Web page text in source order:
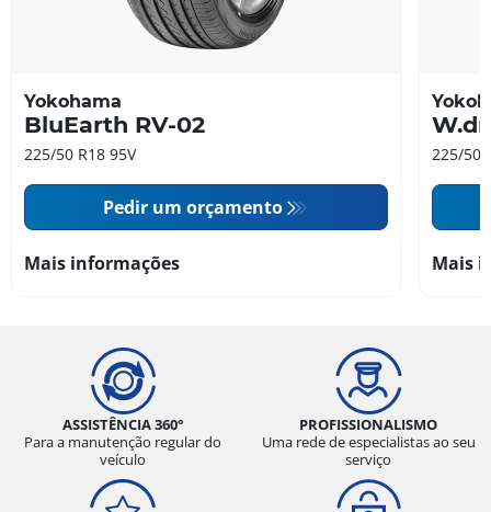
Yokohama
BluEarth RV-02
225/50 R18 95V
Pedir um orçamento
Mais informações
225/50
Mais
ASSISTÊNCIA 360°
Para a manutenção regular do
veículo
PROFISSIONALISMO
Uma rede de especialistas ao seu
serviço